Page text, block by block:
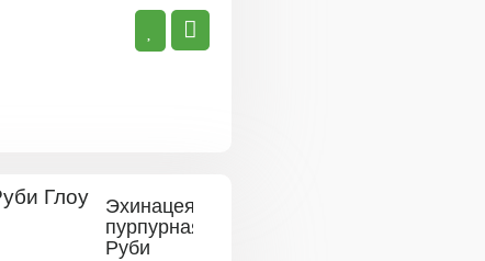
Эхинацея
пурпурная
Руби